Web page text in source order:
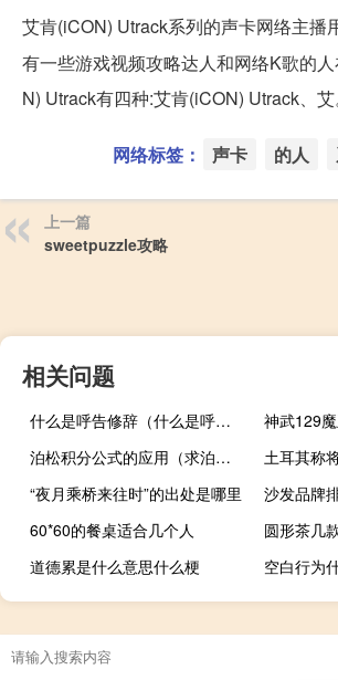
艾肯(iCON) Utrack系列的声卡网络主播
有一些游戏视频攻略达人和网络K歌的
N) Utrack有四种:艾肯(iCON) Utrack、艾
网络标签： 声卡 的人
上一篇
sweetpuzzle攻略
相关问题
什么是呼告修辞（什么是呼告）
神武129
泊松积分公式的应用（求泊松积分公式）
“夜月乘桥来往时”的出处是哪里
沙发品牌
60*60的餐桌适合几个人
圆形茶几
道德累是什么意思什么梗
空白行为